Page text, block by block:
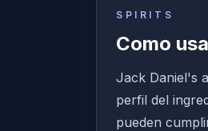
SPIRITS
Como
Jack Daniel's
perfil del
pueden